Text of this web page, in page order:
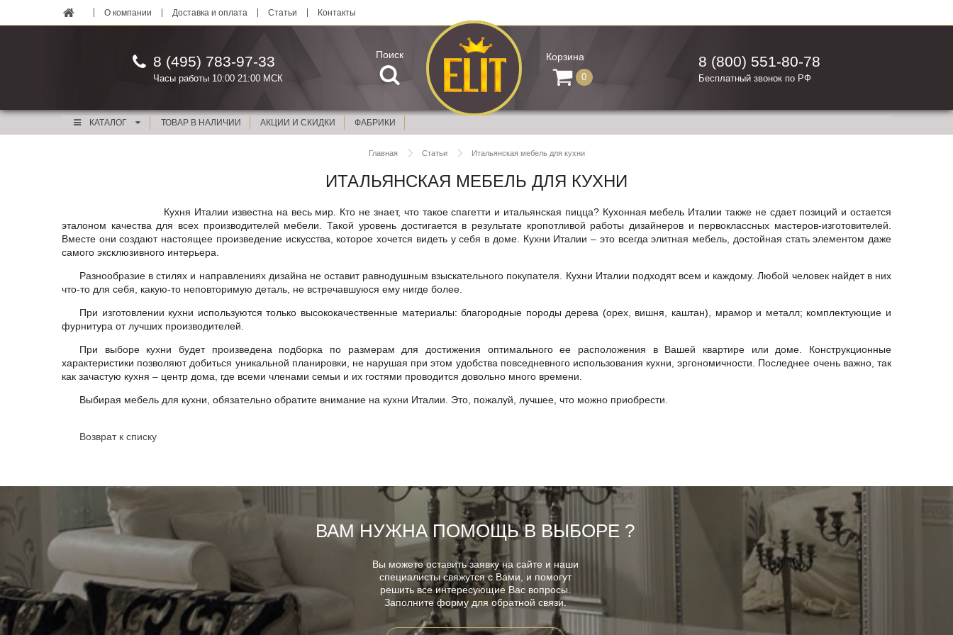
О компании Доставка и оплата Статьи Контакты
8 (495) 783-97-33
Часы работы 10:00 21:00 МСК
Поиск Корзина
0
8 (800) 551-80-78
Бесплатный звонок по РФ
КАТАЛОГ ТОВАР В НАЛИЧИИ АКЦИИ И СКИДКИ ФАБРИКИ
Главная Статьи Итальянская мебель для кухни
ИТАЛЬЯНСКАЯ МЕБЕЛЬ ДЛЯ КУХНИ
Кухня Италии известна на весь мир. Кто не знает, что такое спагетти и итальянская пицца? Кухонная мебель Италии также не сдает позиций и остается
эталоном качества для всех производителей мебели. Такой уровень достигается в результате кропотливой работы дизайнеров и первоклассных мастеров-изготовителей.
Вместе они создают настоящее произведение искусства, которое хочется видеть у себя в доме. Кухни Италии – это всегдаэлитная мебель , достойная стать элементом даже
самого эксклюзивного интерьера.
Разнообразие в стилях и направлениях дизайна не оставит равнодушным взыскательного покупателя. Кухни Италии подходят всем и каждому. Любой человек найдет в них
что-то для себя, какую-то неповторимую деталь, не встречавшуюся ему нигде более.
При изготовлении кухни используются только высококачественные материалы: благородные породы дерева (орех, вишня, каштан), мрамор и металл; комплектующие и
фурнитура от лучших производителей.
При выборе кухни будет произведена подборка по размерам для достижения оптимального ее расположения в Вашей квартире или доме. Конструкционные
характеристики позволяют добиться уникальной планировки, не нарушая при этом удобства повседневного использования кухни, эргономичности. Последнее очень важно, так
как зачастую кухня – центр дома, где всеми членами семьи и их гостями проводится довольно много времени.
Выбирая мебель для кухни, обязательно обратите внимание на кухни Италии . Это, пожалуй, лучшее, что можно приобрести.
Возврат к списку
ВАМ НУЖНА ПОМОЩЬ В ВЫБОРЕ ?
Вы можете оставить заявку на сайте и наши
специалисты свяжутся с Вами, и помогут
решить все интересующие Вас вопросы.
Заполните форму для обратной связи.